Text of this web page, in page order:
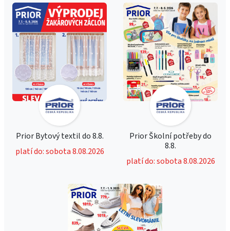
Prior Bytový textil do 8.8.
platí do: sobota 8.08.2026
Prior Školní potřeby do
8.8.
platí do: sobota 8.08.2026